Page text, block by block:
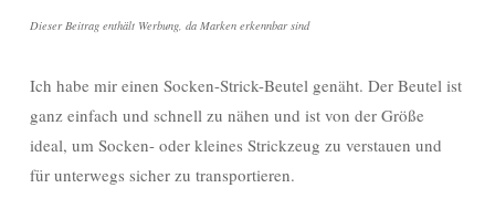
Dieser Beitrag enthält Werbung, da Marken erkennbar sind
Ich habe mir einen Socken-Strick-Beutel genäht. Der Beutel ist
ganz einfach und schnell zu nähen und ist von der Größe
ideal, um Socken- oder kleines Strickzeug zu verstauen und
für unterwegs sicher zu transportieren.